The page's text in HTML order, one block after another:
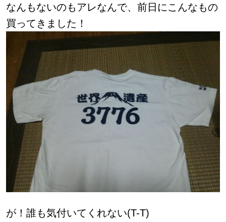
なんもないのもアレなんで、前日にこんなもの
買ってきました！
が！誰も気付いてくれない(T-T)